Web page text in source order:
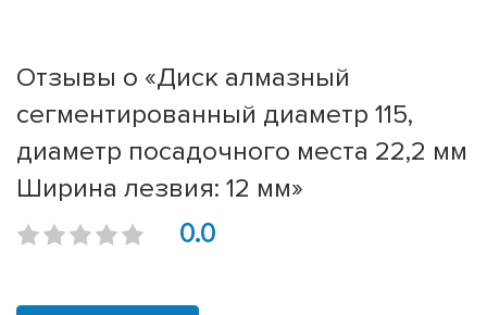
Отзывы о «Диск алмазный
сегментированный диаметр 115,
диаметр посадочного места 22,2 мм
Ширина лезвия: 12 мм»
0.0